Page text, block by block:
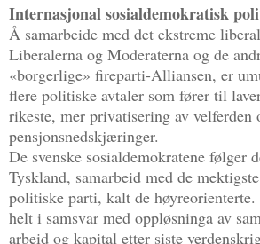
Internasjonal sosialdemokratisk
Å samarbeide med det ekstreme
Liberalerna og Moderaterna og de
«borgerlige» fireparti-Alliansen, er
flere politiske avtaler som fører til
rikeste, mer privatisering av velferden
pensjonsnedskjæringer.
De svenske sosialdemokratene følger
Tyskland, samarbeid med de
politiske parti, kalt de
helt i samsvar med oppløsninga av
arbeid og kapital etter siste